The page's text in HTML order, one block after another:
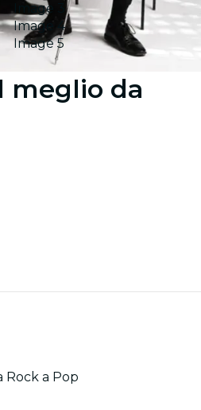
Image 3
Image 4
Image 5
meglio da
Rock a Pop